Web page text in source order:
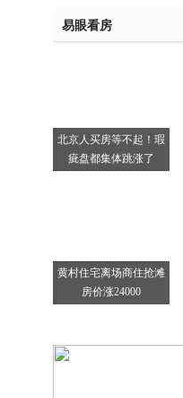
易眼看房
北京人买房等不起！瑕
疵盘都集体跳涨了
黄村住宅离场商住抢滩
房价涨24000